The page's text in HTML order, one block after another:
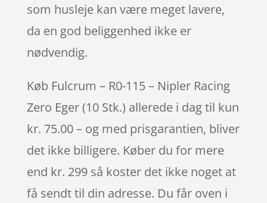
som husleje kan være meget lavere,
da en god beliggenhed ikke er
nødvendig.
Køb Fulcrum – R0-115 – Nipler Racing
Zero Eger (10 Stk.) allerede i dag til kun
kr. 75.00 – og med prisgarantien, bliver
det ikke billigere. Køber du for mere
end kr. 299 så koster det ikke noget at
få sendt til din adresse. Du får oven i